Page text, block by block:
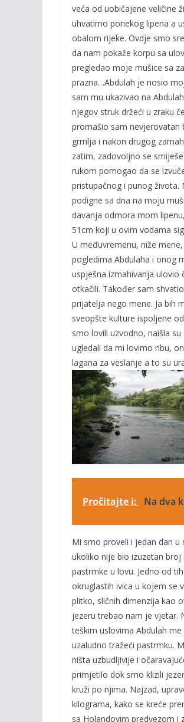
veća od uobičajene veličine
uhvatimo ponekog lipena a
obalom rijeke. Ovdje smo
da nam pokaže korpu sa
pregledao moje mušice sa
prazna…Abdulah je nosio
sam mu ukazivao na
njegov struk držeći u zraku
promašio sam nevjerovatan
grmlja i nakon drugog
zatim, zadovoljno se
rukom pomogao da se
pristupačnog i punog
podigne sa dna na moju
davanja odmora mom
51cm koji u ovim vodama
U međuvremenu, niže
pogledima Abdulaha i onog
uspješna izmahivanja ulovio
otkačili. Također sam
prijatelja nego mene. Ja bih
sveopšte kulture ispoljene
smo lovili uzvodno, naišla
ugledali da mi lovimo ribu,
lagana za veslanje a to su
Pročitajte i: Na dva
Mi smo proveli i jedan dan u
ukoliko nije bio izuzetan
pastrmke u lovu. Jedno od
okruglastih ivica u kojem se
plitko, sličnih dimenzija kao
jezeru trebao nam je vjetar.
teškim uslovima Abdulah
uzaludno tražeći pastrmku.
ništa uzbudljivije i
primjetilo dok smo klizili
kruži po njima. Najzad,
kilograma, kako se kreće
sa Holandovim predvezom i